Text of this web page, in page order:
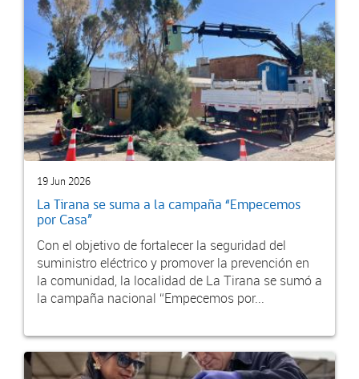
19 Jun 2026
La Tirana se suma a la campaña “Empecemos
por Casa”
Con el objetivo de fortalecer la seguridad del
suministro eléctrico y promover la prevención en
la comunidad, la localidad de La Tirana se sumó a
la campaña nacional “Empecemos por...